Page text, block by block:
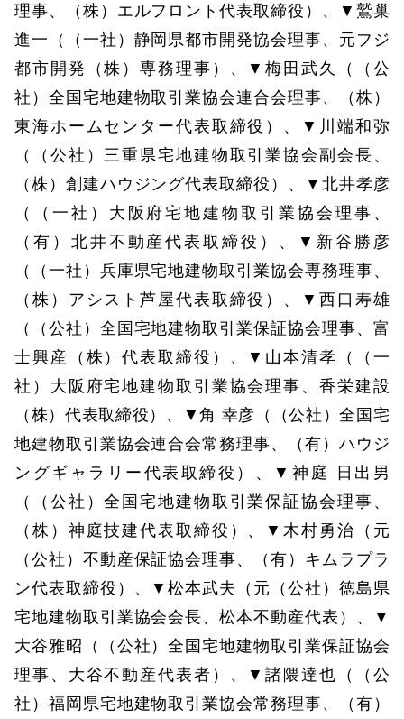
理事、（株）エルフロント代表取締役）、▼鷲巢
進一（（一社）静岡県都市開発協会理事、元フジ
都市開発（株）専務理事）、▼梅田武久（（公
社）全国宅地建物取引業協会連合会理事、（株）
東海ホームセンター代表取締役）、▼川端和弥
（（公社）三重県宅地建物取引業協会副会長、
（株）創建ハウジング代表取締役）、▼北井孝彦
（（一社）大阪府宅地建物取引業協会理事、
（有）北井不動産代表取締役）、▼新谷勝彦
（（一社）兵庫県宅地建物取引業協会専務理事、
（株）アシスト芦屋代表取締役）、▼西口寿雄
（（公社）全国宅地建物取引業保証協会理事、富
士興産（株）代表取締役）、▼山本清孝（（一
社）大阪府宅地建物取引業協会理事、香栄建設
（株）代表取締役）、▼角 幸彦（（公社）全国宅
地建物取引業協会連合会常務理事、（有）ハウジ
ングギャラリー代表取締役）、▼神庭 日出男
（（公社）全国宅地建物取引業保証協会理事、
（株）神庭技建代表取締役）、▼木村勇治（元
（公社）不動産保証協会理事、（有）キムラプラ
ン代表取締役）、▼松本武夫（元（公社）徳島県
宅地建物取引業協会会長、松本不動産代表）、▼
大谷雅昭（（公社）全国宅地建物取引業保証協会
理事、大谷不動産代表者）、▼諸隈達也（（公
社）福岡県宅地建物取引業協会常務理事、（有）